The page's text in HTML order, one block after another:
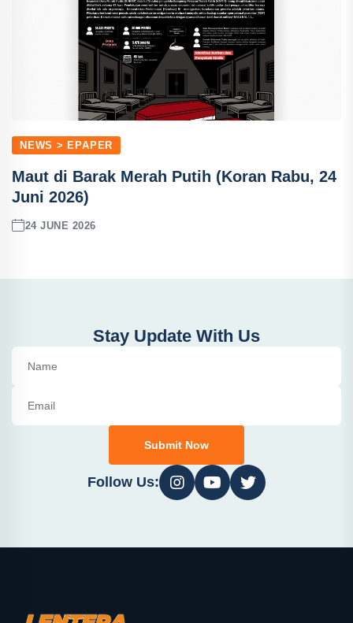
NEWS > EPAPER
Maut di Barak Merah Putih (Koran Rabu, 24
Juni 2026)
24 JUNE 2026
Stay Update With Us
Submit Now
Follow Us: